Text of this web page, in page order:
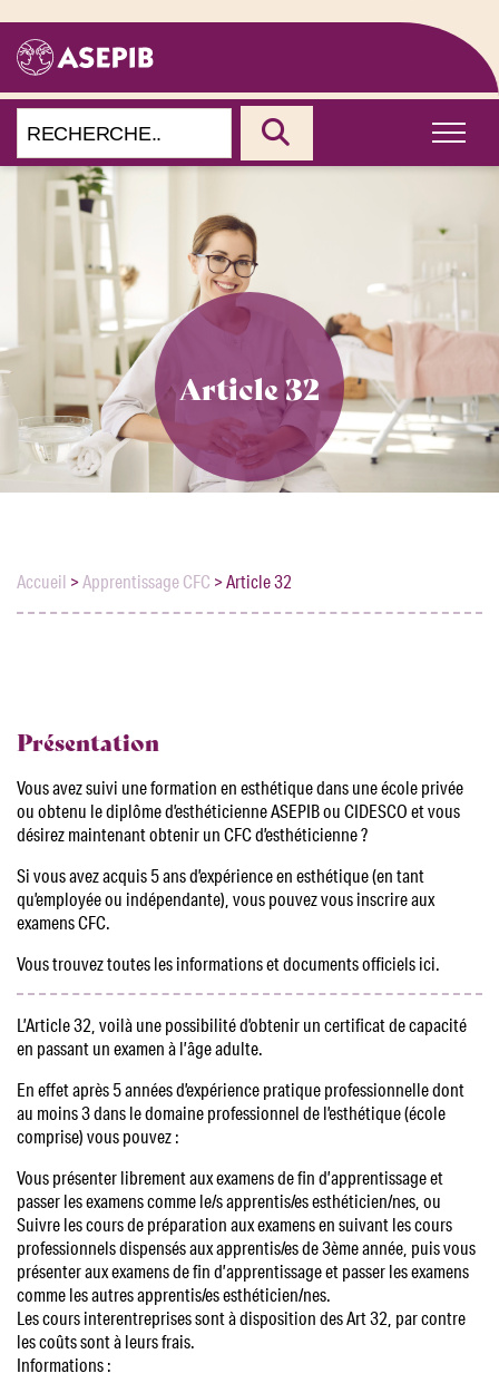
Article 32
Accueil >Apprentissage CFC >Article 32
Présentation
Vous avez suivi une formation en esthétique dans une école privée
ou obtenu le diplôme d’esthéticienne ASEPIB ou CIDESCO et vous
désirez maintenant obtenir un CFC d’esthéticienne ?
Si vous avez acquis 5 ans d’expérience en esthétique (en tant
qu’employée ou indépendante), vous pouvez vous inscrire aux
examens CFC.
Vous trouvez toutes les informations et documents officiels ici.
L’Article 32, voilà une possibilité d’obtenir un certificat de capacité
en passant un examen à l’âge adulte.
En effet après 5 années d’expérience pratique professionnelle dont
au moins 3 dans le domaine professionnel de l’esthétique (école
comprise) vous pouvez :
Vous présenter librement aux examens de fin d’apprentissage et
passer les examens comme le/s apprentis/es esthéticien/nes, ou
Suivre les cours de préparation aux examens en suivant les cours
professionnels dispensés aux apprentis/es de 3ème année, puis vous
présenter aux examens de fin d’apprentissage et passer les examens
comme les autres apprentis/es esthéticien/nes.
Les cours interentreprises sont à disposition des Art 32, par contre
les coûts sont à leurs frais.
Informations :